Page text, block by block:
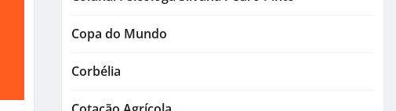
Copa do Mundo
Corbélia